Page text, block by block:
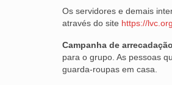
Os servidores e demais
através do site https://
Campanha de
para o grupo. As pessoas
guarda-roupas em casa.